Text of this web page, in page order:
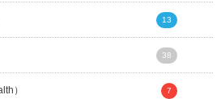
13
38
） 7